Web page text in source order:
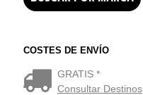
COSTES DE ENVÍO
GRATIS *
Consultar Destinos